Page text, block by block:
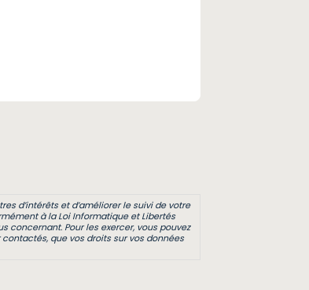
d’intérêts et d’améliorer le suivi de votre
à la Loi Informatique et Libertés
concernant. Pour les exercer, vous pouvez
que vos droits sur vos données